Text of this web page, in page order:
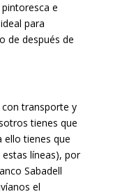
e
para
de después de
con transporte y
tienes que
ello tienes que
líneas), por
Sabadell
el